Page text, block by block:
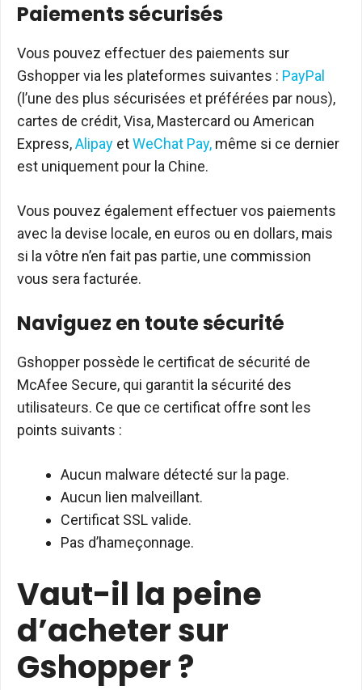
Paiements sécurisés
Vous pouvez effectuer des paiements sur
Gshopper via les plateformes suivantes : PayPal
(l’une des plus sécurisées et préférées par nous),
cartes de crédit, Visa, Mastercard ou American
Express,Alipay etWeChat Pay, même si ce dernier
est uniquement pour la Chine.
Vous pouvez également effectuer vos paiements
avec la devise locale, en euros ou en dollars, mais
si la vôtre n’en fait pas partie, une commission
vous sera facturée.
Naviguez en toute sécurité
Gshopper possède le certificat de sécurité de
McAfee Secure, qui garantit la sécurité des
utilisateurs. Ce que ce certificat offre sont les
points suivants :
Aucun malware détecté sur la page.
Aucun lien malveillant.
Certificat SSL valide.
Pas d’hameçonnage.
Vaut-il la peine
d’acheter sur
Gshopper ?